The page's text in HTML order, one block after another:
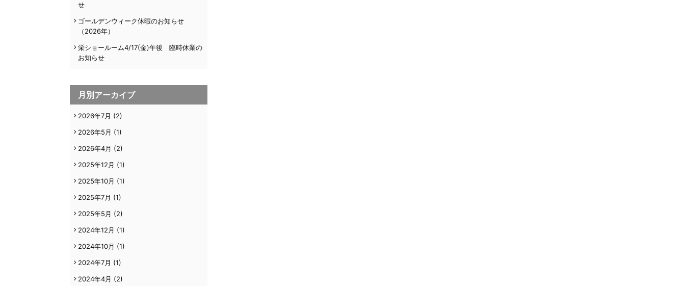
せ
ゴールデンウィーク休暇のお知らせ
（2026年）
栄ショールーム4/17(金)午後 臨時休業の
お知らせ
月別アーカイブ
2026年7月 (2)
2026年5月 (1)
2026年4月 (2)
2025年12月 (1)
2025年10月 (1)
2025年7月 (1)
2025年5月 (2)
2024年12月 (1)
2024年10月 (1)
2024年7月 (1)
2024年4月 (2)